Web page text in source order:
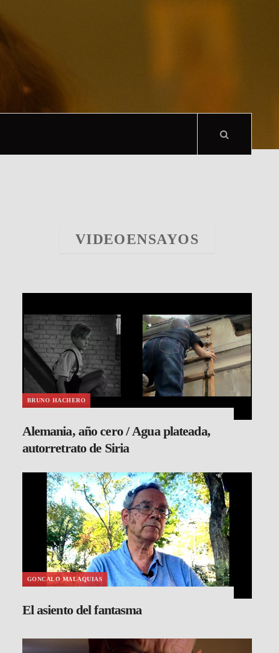
VIDEOENSAYOS
BRUNO HACHERO
Alemania, año cero / Agua plateada,
autorretrato de Siria
GONCALO MALAQUIAS
El asiento del fantasma